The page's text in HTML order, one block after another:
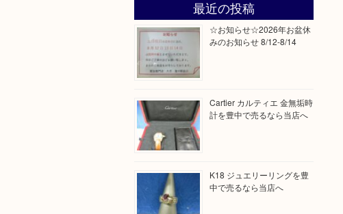
最近の投稿
☆お知らせ☆2026年お盆休
みのお知らせ 8/12-8/14
Cartier カルティエ 金無垢時
計を豊中で売るなら当店へ
K18 ジュエリーリングを豊
中で売るなら当店へ